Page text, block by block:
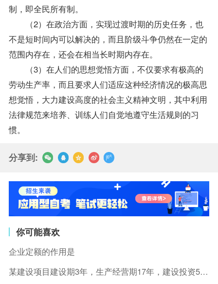
制，即全民所有制。
（2）在政治方面，实现过渡时期的历史任务，也
不是短时间内可以解决的，而且阶级斗争仍然在一定的
范围内存在，还会在相当长时期内存在。
（3）在人们的思想觉悟方面，不仅要求有极高的
劳动生产率，而且要求人们适应这种经济情况的极高思
想觉悟，大力建设高度的社会主义精神文明，其中利用
法律规范来培养、训练人们自觉地遵守生活规则的习
惯。
分享到:
你可能喜欢
企业定额的作用是
某建设项目建设期3年，生产经营期17年，建设投资5500万元